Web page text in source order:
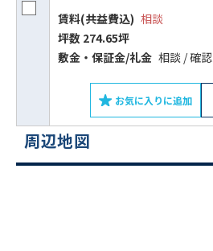
賃料(共益費込) 相談
坪数 274.65坪
敷⾦‧保証⾦/礼⾦ 相談 / 確認
お気に入りに追加
周辺地図